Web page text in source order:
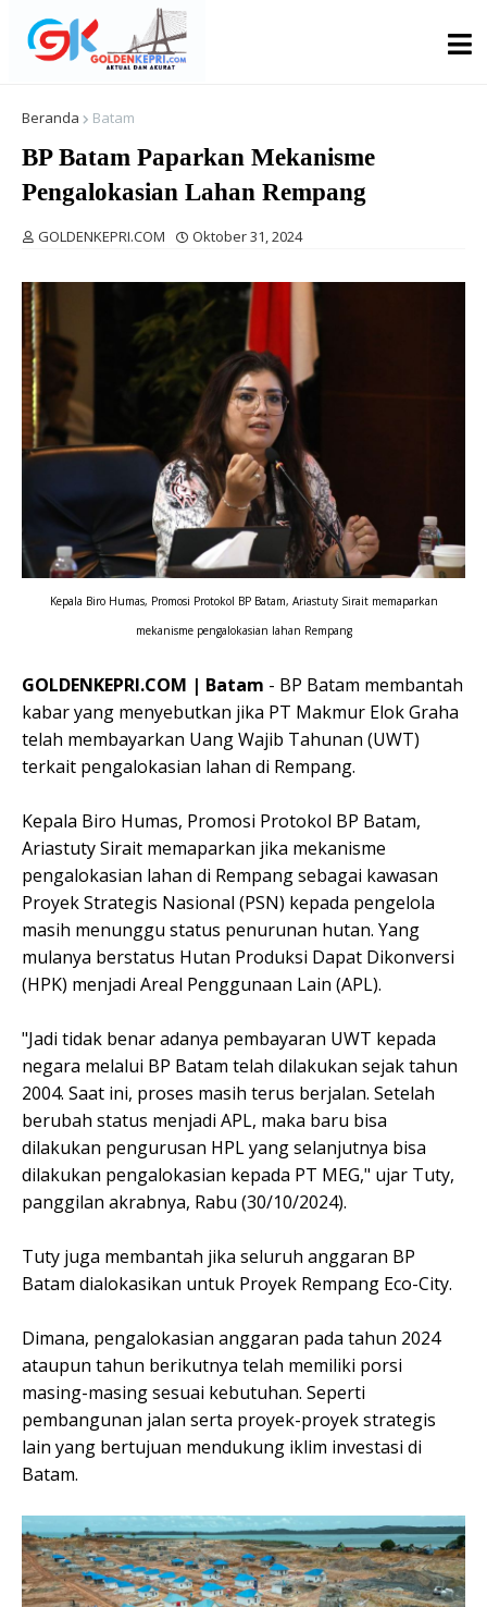
Beranda Batam
BP Batam Paparkan Mekanisme
Pengalokasian Lahan Rempang
GOLDENKEPRI.COM Oktober 31, 2024
Kepala Biro Humas, Promosi Protokol BP Batam, Ariastuty Sirait memaparkan
mekanisme pengalokasian lahan Rempang
GOLDENKEPRI.COM | Batam - BP Batam membantah
kabar yang menyebutkan jika PT Makmur Elok Graha
telah membayarkan Uang Wajib Tahunan (UWT)
terkait pengalokasian lahan di Rempang.
Kepala Biro Humas, Promosi Protokol BP Batam,
Ariastuty Sirait memaparkan jika mekanisme
pengalokasian lahan di Rempang sebagai kawasan
Proyek Strategis Nasional (PSN) kepada pengelola
masih menunggu status penurunan hutan. Yang
mulanya berstatus Hutan Produksi Dapat Dikonversi
(HPK) menjadi Areal Penggunaan Lain (APL).
"Jadi tidak benar adanya pembayaran UWT kepada
negara melalui BP Batam telah dilakukan sejak tahun
2004. Saat ini, proses masih terus berjalan. Setelah
berubah status menjadi APL, maka baru bisa
dilakukan pengurusan HPL yang selanjutnya bisa
dilakukan pengalokasian kepada PT MEG," ujar Tuty,
panggilan akrabnya, Rabu (30/10/2024).
Tuty juga membantah jika seluruh anggaran BP
Batam dialokasikan untuk Proyek Rempang Eco-City.
Dimana, pengalokasian anggaran pada tahun 2024
ataupun tahun berikutnya telah memiliki porsi
masing-masing sesuai kebutuhan. Seperti
pembangunan jalan serta proyek-proyek strategis
lain yang bertujuan mendukung iklim investasi di
Batam.